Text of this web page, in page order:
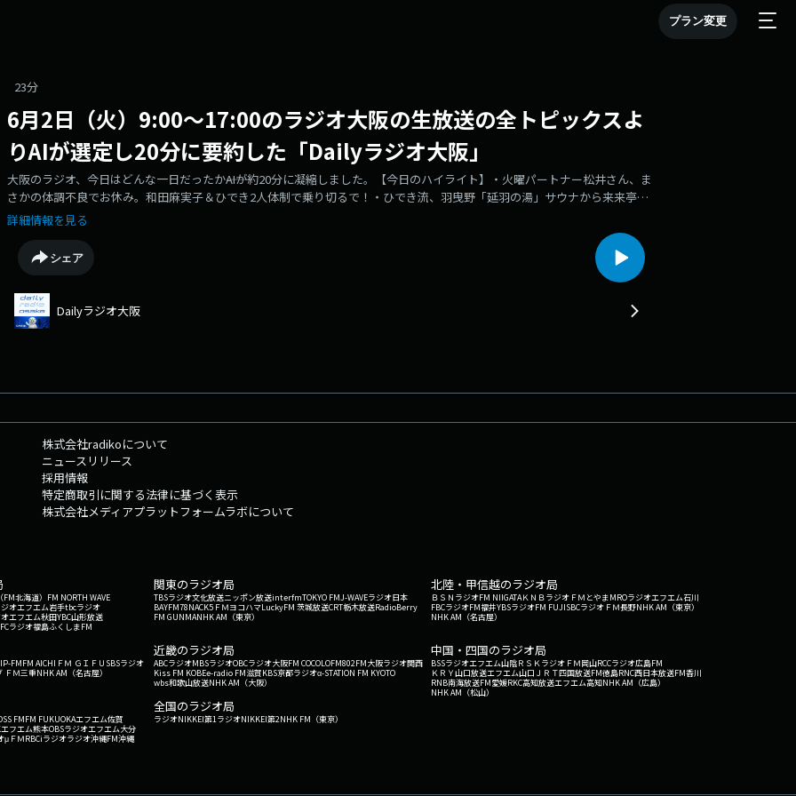
プラン変更
23分
6月2日（火）9:00～17:00のラジオ大阪の生放送の全トピックスよ
りAIが選定し20分に要約した「Dailyラジオ大阪」
大阪のラジオ、今日はどんな一日だったか――AIが約20分に凝縮しました。【今日のハイライト】・火曜パートナー松井さん、ま
さかの体調不良でお休み。和田麻実子＆ひでき2人体制で乗り切るで！・ひでき流、羽曳野「延羽の湯」サウナから来来亭ラ
ーメンルート・小川恵理子が語るカセットテープと青春――SANYOのラジカセ、初キス、MISSING・お笑いコンビ「愛凛冴」が明
かす、弁天町コンビ名誕生秘話・伝説の名将・山口良治監督の記事から「嘘泣き、成功したことある？」・生放送中、和田ア
ナがChatGPTに番組企画を相談。AIの答えに即ツッコミ【番組について】「Dailyラジオ大阪」は、ラジオ大阪の生放送ワイド
番組(9:00〜17:00、8時間)から、AIがその日のトピックを選び、約20分のポッドキャストとしてお届けする番組です。パーソ
ナリティはAI音声の弁天おび氏とアシスタントのハル。公式マスコットキャラクターにAIで声を与え、番組パーソナリティと
して起用するのは、日本のラジオ局として初の試みです(ラジオ大阪調べ)。【配信スケジュール】・配信ペース：週2回・配信
言語：大阪弁版/英語版/中国語版【パーソナリティ】■ 弁天おび氏(べんてん おびし)2024年7月、ラジオ大阪Tシャツのデザイ
公式サイト: https://www.obc1314.co.jp/【お問い合わせ】https://www.obc1314.co.jp/message/hensei/#Dailyラジオ大阪 #
活用 制作協力:PLUS IMPACT株式会社(https://www.plus-impact.co/)
詳細情報を見る
シェア
Dailyラジオ大阪
株式会社radikoについて
ニュースリリース
採用情報
特定商取引に関する法律に基づく表示
株式会社メディアプラットフォームラボについて
北海道） FM NORTH WAVE
オエフエム岩手tbcラジオ
エフエム秋田YBC山形放送
ラジオ福島ふくしまFM
関東のラジオ局
TBSラジオ文化放送ニッポン放送interfmTOKYO FMJ-WAVEラジオ日本
BAYFM78NACK5 ＦＭヨコハマLuckyFM 茨城放送CRT栃木放送RadioBerry
FM GUNMANHK AM（東京）
北陸・甲信越のラジオ局
ＢＳＮラジオFM NIIGATAＫＮＢラジオ ＦＭとやまMROラジオエフエム石川
FBCラジオFM福井YBSラジオFM FUJISBCラジオ ＦＭ長野NHK AM（東京）
NHK AM（名古屋）
FMFM AICHI ＦＭ ＧＩＦＵ SBSラジオ
ＦＭ三重NHK AM（名古屋）
近畿のラジオ局
ABCラジオMBSラジオOBCラジオ大阪FM COCOLOFM802FM大阪ラジオ関西
Kiss FM KOBEe-radio FM滋賀KBS京都ラジオα-STATION FM KYOTO
wbs和歌山放送NHK AM（大阪）
中国・四国のラジオ局
BSSラジオエフエム山陰ＲＳＫラジオ ＦＭ岡山RCCラジオ広島FM
ＫＲＹ山口放送エフエム山口 ＪＲＴ四国放送FM徳島RNC西日本放送FM香川
RNB南海放送FM愛媛RKC高知放送エフエム高知NHK AM（広島）
NHK AM（松山）
FMFM FUKUOKAエフエム佐賀
フエム熊本OBSラジオエフエム大分
μＦＭRBCiラジオラジオ沖縄FM沖縄
全国のラジオ局
ラジオNIKKEI第1ラジオNIKKEI第2NHK FM（東京）